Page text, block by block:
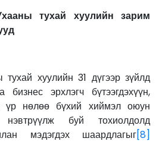
тухай хуулийн зарим
хуулийн 31 дүгээр зүйлд
эрхлэгч бүтээгдэхүүн,
үр нөлөө бүхий хиймэл оюун
буй тохиолдолд
мэдэгдэх шаардлагыг[8]